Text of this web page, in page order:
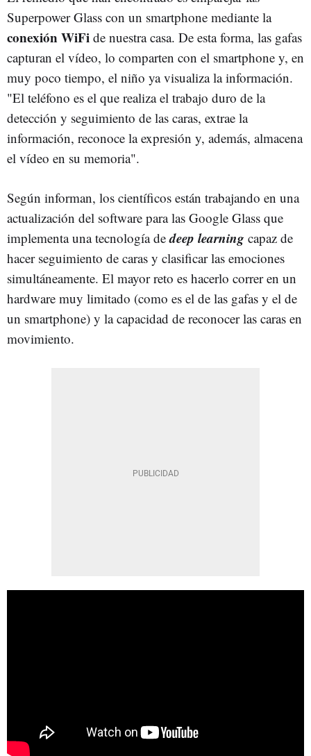
Superpower Glass con un smartphone mediante la
conexión WiFi de nuestra casa. De esta forma, las gafas
capturan el vídeo, lo comparten con el smartphone y, en
muy poco tiempo, el niño ya visualiza la información.
"El teléfono es el que realiza el trabajo duro de la
detección y seguimiento de las caras, extrae la
información, reconoce la expresión y, además, almacena
el vídeo en su memoria".
Según informan, los científicos están trabajando en una
actualización del software para las Google Glass que
implementa una tecnología dedeep learning capaz de
hacer seguimiento de caras y clasificar las emociones
simultáneamente. El mayor reto es hacerlo correr en un
hardware muy limitado (como es el de las gafas y el de
un smartphone) y la capacidad de reconocer las caras en
movimiento.